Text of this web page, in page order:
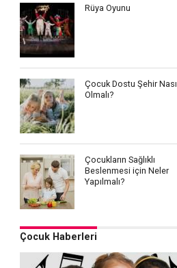
Rüya Oyunu
Çocuk Dostu Şehir Nasıl
Olmalı?
Çocukların Sağlıklı
Beslenmesi için Neler
Yapılmalı?
Çocuk Haberleri